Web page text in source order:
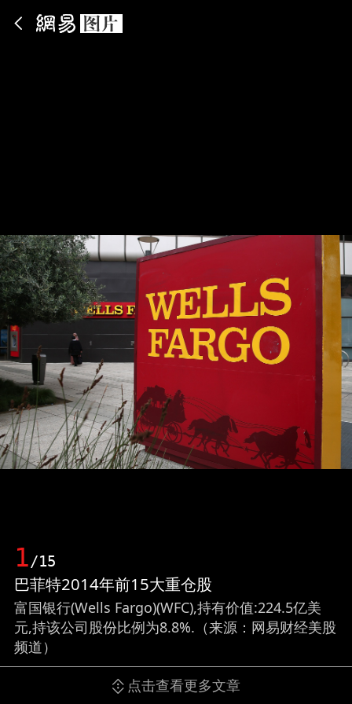
1/15
巴菲特2014年前15大重仓股
富国银行(Wells Fargo)(WFC),持有价值:224.5亿美
元,持该公司股份比例为8.8%.（来源：网易财经美股
频道）
点击查看更多文章